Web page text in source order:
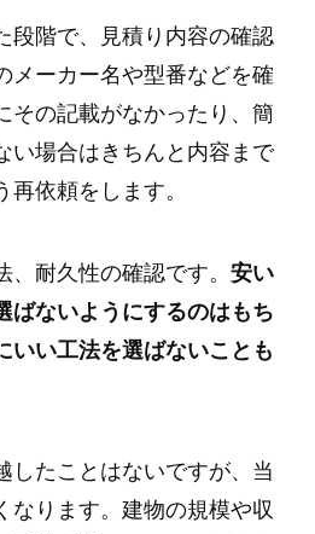
段階で、見積り内容の確認
メーカー名や型番などを確
その記載がなかったり、簡
い場合はきちんと内容まで
依頼をします。
耐久性の確認です。 安い
ばないようにするのはもち
いい工法を選ばないことも
したことはないですが、当
なります。建物の規模や収